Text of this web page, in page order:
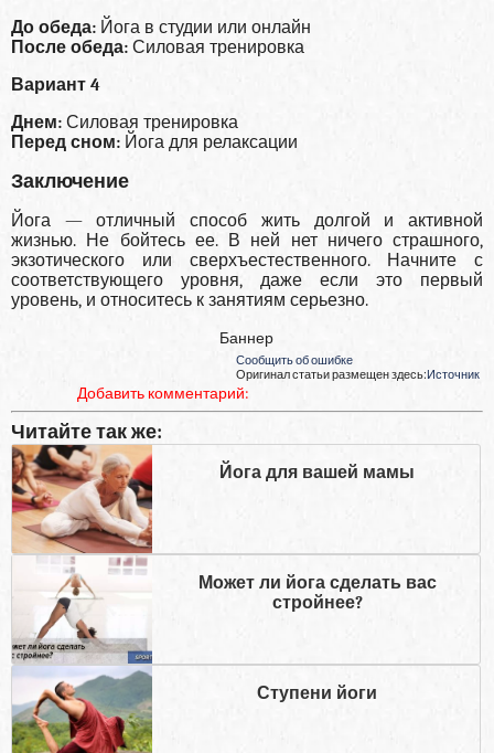
До обеда: Йога в студии или онлайн
После обеда: Силовая тренировка
Вариант 4
Днем: Силовая тренировка
Перед сном: Йога для релаксации
Заключение
Йога — отличный способ жить долгой и активной
жизнью. Не бойтесь ее. В ней нет ничего страшного,
экзотического или сверхъестественного. Начните с
соответствующего уровня, даже если это первый
уровень, и относитесь к занятиям серьезно.
Баннер
Сообщить об ошибке
Оригинал статьи размещен здесь:Источник
Добавить комментарий:
Читайте так же:
Йога для вашей мамы
Может ли йога сделать вас
стройнее?
Ступени йоги